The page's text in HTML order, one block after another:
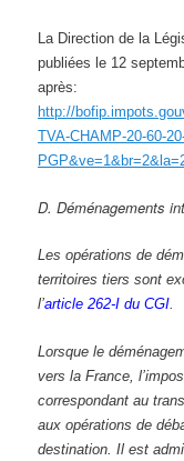
La Direction de la
publiées le 12
après:
http://
TVA-CHAMP-20-60-
D. Déménagements
Les opérations de
territoires tiers sont
l’article 262-I du CGI.
Lorsque le
vers la France,
correspondant au
aux opérations de
destination. Il est